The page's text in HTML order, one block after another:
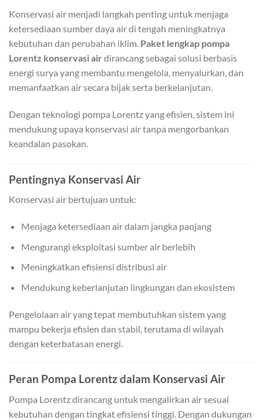
Konservasi air menjadi langkah penting untuk menjaga
ketersediaan sumber daya air di tengah meningkatnya
kebutuhan dan perubahan iklim. Paket lengkap pompa
Lorentz konservasi air dirancang sebagai solusi berbasis
energi surya yang membantu mengelola, menyalurkan, dan
memanfaatkan air secara bijak serta berkelanjutan.
Dengan teknologi pompa Lorentz yang efisien, sistem ini
mendukung upaya konservasi air tanpa mengorbankan
keandalan pasokan.
Pentingnya Konservasi Air
Konservasi air bertujuan untuk:
Menjaga ketersediaan air dalam jangka panjang
Mengurangi eksploitasi sumber air berlebih
Meningkatkan efisiensi distribusi air
Mendukung keberlanjutan lingkungan dan ekosistem
Pengelolaan air yang tepat membutuhkan sistem yang
mampu bekerja efisien dan stabil, terutama di wilayah
dengan keterbatasan energi.
Peran Pompa Lorentz dalam Konservasi Air
Pompa Lorentz dirancang untuk mengalirkan air sesuai
kebutuhan dengan tingkat efisiensi tinggi. Dengan dukungan